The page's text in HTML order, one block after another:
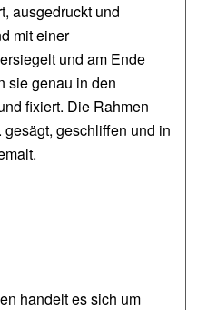
ausgedruckt und
mit einer
und am Ende
sie genau in den
fixiert. Die Rahmen
geschliffen und in
handelt es sich um